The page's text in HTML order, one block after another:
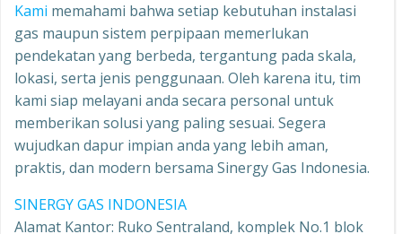
Kami memahami bahwa setiap kebutuhan instalasi
gas maupun sistem perpipaan memerlukan
pendekatan yang berbeda, tergantung pada skala,
lokasi, serta jenis penggunaan. Oleh karena itu, tim
kami siap melayani anda secara personal untuk
memberikan solusi yang paling sesuai. Segera
wujudkan dapur impian anda yang lebih aman,
praktis, dan modern bersama Sinergy Gas Indonesia.
SINERGY GAS INDONESIA
Alamat Kantor: Ruko Sentraland, komplek No.1 blok